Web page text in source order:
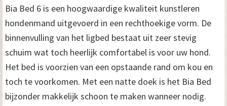
Bia Bed 6 is een hoogwaardige kwaliteit kunstleren
hondenmand uitgevoerd in een rechthoekige vorm. De
binnenvulling van het ligbed bestaat uit zeer stevig
schuim wat toch heerlijk comfortabel is voor uw hond.
Het bed is voorzien van een opstaande rand om kou en
toch te voorkomen. Met een natte doek is het Bia Bed
bijzonder makkelijk schoon te maken wanneer nodig.